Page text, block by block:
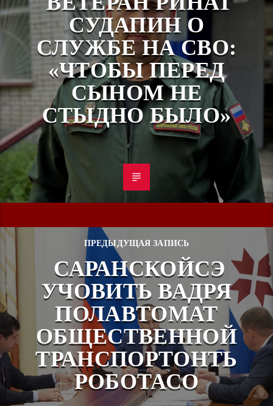
СУДАПИН О
СЛУЖБЕ НА СВО:
«ЧТОБЫ ПЕРЕД
СЫНОМ НЕ
СТЫДНО БЫЛО»
ПРЕДЫДУЩАЯ ЗАПИСЬ
САРАНСКОЙСЭ
УЧОВИТЬ ВАДРЯ
ПОЛАВТОМАТ
ОБЩЕСТВЕННОЙ
ТРАНСПОРТОНТЬ
РОБОТАСО